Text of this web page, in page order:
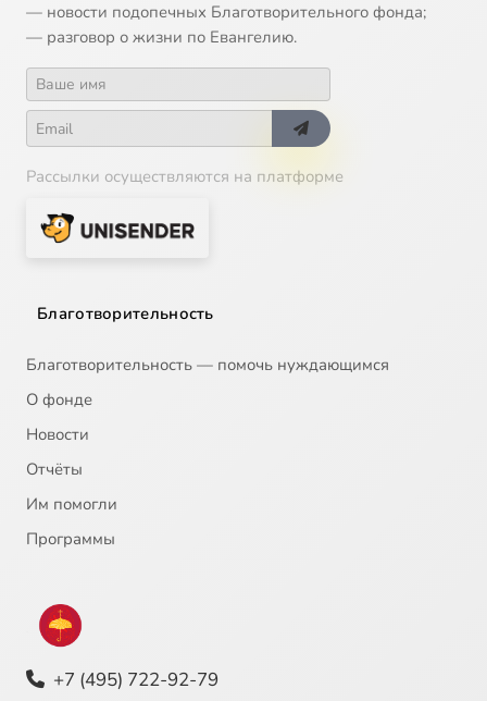
— новости подопечных Благотворительного фонда;
— разговор о жизни по Евангелию.
Рассылки осуществляются на платформе
Благотворительность
Благотворительность — помочь нуждающимся
О фонде
Новости
Отчёты
Им помогли
Программы
+7 (495) 722-92-79